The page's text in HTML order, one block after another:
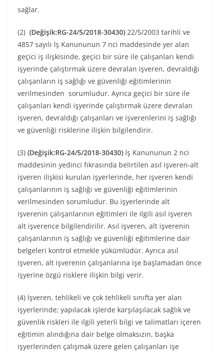
sağlar.
(2) (Değişik:RG-24/5/2018-30430) 22/5/2003 tarihli ve
4857 sayılı İş Kanununun 7 nci maddesinde yer alan
geçici iş ilişkisinde, geçici bir süre ile çalışanları kendi
işyerinde çalıştırmak üzere devralan işveren, devraldığı
çalışanların iş sağlığı ve güvenliği eğitimlerinin
verilmesinden sorumludur. Ayrıca geçici bir süre ile
çalışanları kendi işyerinde çalıştırmak üzere devralan
işveren, devraldığı çalışanları ve işverenlerini iş sağlığı
ve güvenliği risklerine ilişkin bilgilendirir.
(3) (Değişik:RG-24/5/2018-30430) İş Kanununun 2 nci
maddesinin yedinci fıkrasında belirtilen asıl işveren-alt
işveren ilişkisi kurulan işyerlerinde, her işveren kendi
çalışanlarının iş sağlığı ve güvenliği eğitimlerinin
verilmesinden sorumludur. Bu işyerlerinde alt
işverenin çalışanlarının eğitimleri ile ilgili asıl işveren
alt işverence bilgilendirilir. Asıl işveren, alt işverenin
çalışanlarının iş sağlığı ve güvenliği eğitimlerine dair
belgeleri kontrol etmekle yükümlüdür. Ayrıca asıl
işveren, alt işverenin çalışanlarına işe başlamadan önce
işyerine özgü risklere ilişkin bilgi verir.
(4) İşveren, tehlikeli ve çok tehlikeli sınıfta yer alan
işyerlerinde; yapılacak işlerde karşılaşılacak sağlık ve
güvenlik riskleri ile ilgili yeterli bilgi ve talimatları içeren
eğitimin alındığına dair belge olmaksızın, başka
işyerlerinden çalışmak üzere gelen çalışanları işe